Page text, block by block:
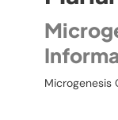
Microgenesis